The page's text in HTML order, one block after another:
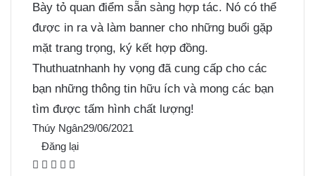
Bày tỏ quan điểm sẵn sàng hợp tác. Nó có thể
được in ra và làm banner cho những buổi gặp
mặt trang trọng, ký kết hợp đồng.
Thuthuatnhanh hy vọng đã cung cấp cho các
bạn những thông tin hữu ích và mong các bạn
tìm được tấm hình chất lượng!
Thúy Ngân29/06/2021
Đăng lại
F X P M